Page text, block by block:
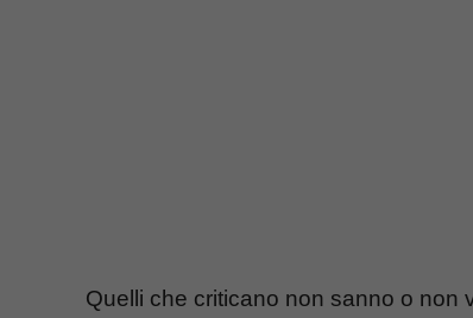
Quelli che criticano non sanno o non